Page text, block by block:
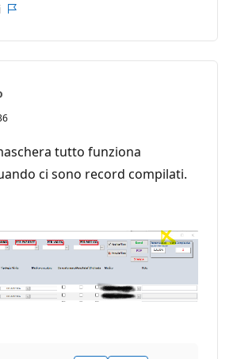
tutto funziona
ci sono record compilati.